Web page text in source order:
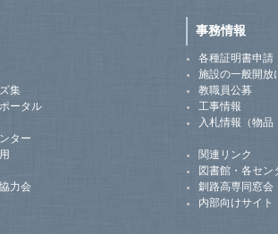
集
ータル
ター
力会
事務情報
各種証明書申請
施設の一般開放
教職員公募
工事情報
入札情報（物品
関連リンク
図書館・各セン
釧路高専同窓会
内部向けサイト